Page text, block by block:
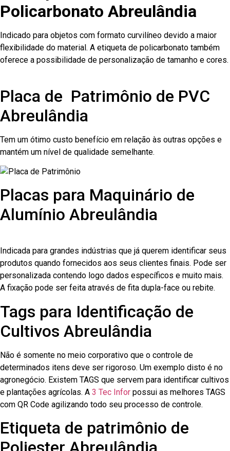
Policarbonato Abreulândia
Indicado para objetos com formato curvilíneo devido a maior
flexibilidade do material. A etiqueta de policarbonato também
oferece a possibilidade de personalização de tamanho e cores.
Placa de Patrimônio de PVC
Abreulândia
Tem um ótimo custo benefício em relação às outras opções e
mantém um nível de qualidade semelhante.
Placas para Maquinário de
Alumínio Abreulândia
Indicada para grandes indústrias que já querem identificar seus
produtos quando fornecidos aos seus clientes finais. Pode ser
personalizada contendo logo dados específicos e muito mais.
A fixação pode ser feita através de fita dupla-face ou rebite.
Tags para Identificação de
Cultivos Abreulândia
Não é somente no meio corporativo que o controle de
determinados itens deve ser rigoroso. Um exemplo disto é no
agronegócio. Existem TAGS que servem para identificar cultivos
e plantações agrícolas. A 3 Tec Infor possui as melhores TAGS
com QR Code agilizando todo seu processo de controle.
Etiqueta de patrimônio de